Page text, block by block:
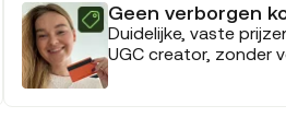
Geen verborgen
Duidelijke, vaste
UGC creator, zonder